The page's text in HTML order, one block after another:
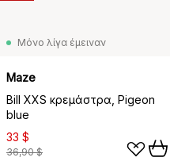
Μόνο λίγα έμειναν
Maze
Bill XXS κρεμάστρα, Pigeon
blue
33 $
36,90 $